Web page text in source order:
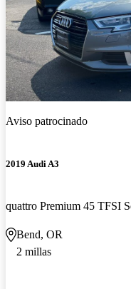
Aviso patrocinado
2019 Audi A3
quattro Premium 45 TFSI
Bend, OR
2 millas